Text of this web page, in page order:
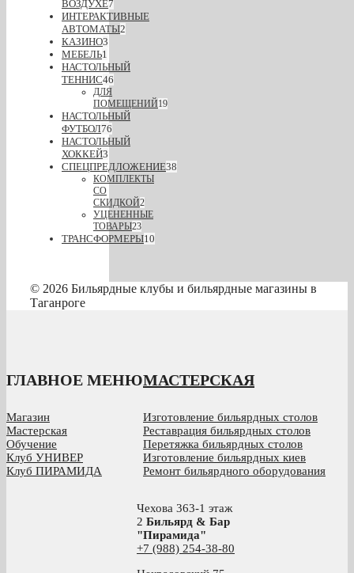
ВОЗДУХЕ7
ИНТЕРАКТИВНЫЕ
АВТОМАТЫ2
КАЗИНО3
МЕБЕЛЬ1
НАСТОЛЬНЫЙ
ТЕННИС46
ДЛЯ
ПОМЕЩЕНИЙ19
НАСТОЛЬНЫЙ
ФУТБОЛ76
НАСТОЛЬНЫЙ
ХОККЕЙ3
СПЕЦПРЕДЛОЖЕНИЕ38
КОМПЛЕКТЫ
СО
СКИДКОЙ2
УЦЕНЕННЫЕ
ТОВАРЫ23
ТРАНСФОРМЕРЫ10
© 2026 Бильярдные клубы и бильярдные магазины в
Таганроге
ГЛАВНОЕ МЕНЮ
Магазин
Мастерская
Обучение
Клуб УНИВЕР
Клуб ПИРАМИДА
МАСТЕРСКАЯ
Изготовление бильярдных столов
Реставрация бильярдных столов
Перетяжка бильярдных столов
Изготовление бильярдных киев
Ремонт бильярдного оборудования
Чехова 363-1 этаж
2 Бильярд & Бар
"Пирамида"
+7 (988) 254-38-80